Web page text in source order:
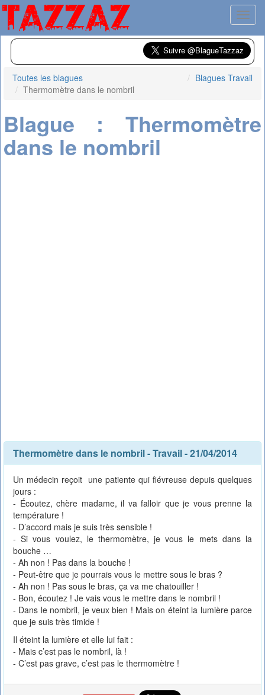
Toutes les blagues
Blagues Travail
Thermomètre dans le nombril
Blague : Thermomètre
dans le nombril
Thermomètre dans le nombril-Travail- 21/04/2014
Un médecin reçoit une patiente qui fiévreuse depuis quelques
jours :
- Écoutez, chère madame, il va falloir que je vous prenne la
température !
- D’accord mais je suis très sensible !
- Si vous voulez, le thermomètre, je vous le mets dans la
bouche …
- Ah non ! Pas dans la bouche !
- Peut-être que je pourrais vous le mettre sous le bras ?
- Ah non ! Pas sous le bras, ça va me chatouiller !
- Bon, écoutez ! Je vais vous le mettre dans le nombril !
- Dans le nombril, je veux bien ! Mais on éteint la lumière parce
que je suis très timide !
Il éteint la lumière et elle lui fait :
- Mais c’est pas le nombril, là !
- C’est pas grave, c’est pas le thermomètre !